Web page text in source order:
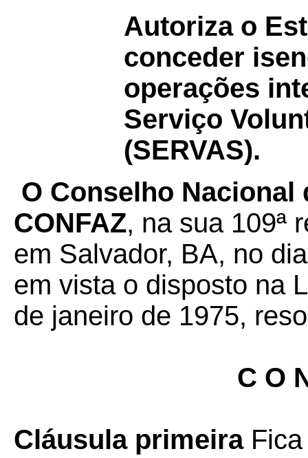
Autoriza o
conceder
operações
Serviço
(SERVAS).
O Conselho Nacional
CONFAZ, na sua 109ª
em Salvador, BA, no
em vista o disposto na
de janeiro de 1975,
C O
Cláusula primeiraFica